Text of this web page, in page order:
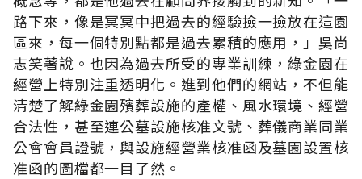
路下來，像是冥冥中把過去的經驗撿一撿放在這園
區來，每一個特別點都是過去累積的應用，」吳尚
志笑著說。也因為過去所受的專業訓練，綠金園在
經營上特別注重透明化。進到他們的網站，不但能
清楚了解綠金園殯葬設施的產權、風水環境、經營
合法性，甚至連公墓設施核准文號、葬儀商業同業
公會會員證號，與設施經營業核准函及墓園設置核
准函的圖檔都一目了然。